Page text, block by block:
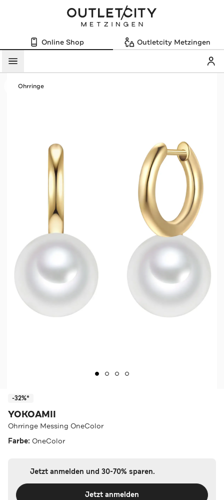
Online Shop Outletcity Metzingen
Menü
Ohrringe
-32%*
YOKOAMII
Ohrringe Messing OneColor
Farbe: OneColor
Jetzt anmelden und 30-70% sparen.
Jetzt anmelden